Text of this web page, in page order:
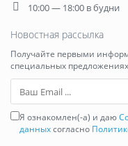
10:00 — 18:00 в будни
Новостная рассылка
Получайте первыми
специальных
Я ознакомлен(-а) и даю
данныхсогласно